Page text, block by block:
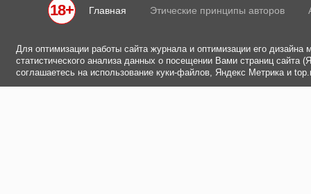
18+ Главная Этические принципы авторов
Для оптимизации работы сайта журнала и оптимизации его
статистического анализа данных о посещении Вами страниц
соглашаетесь на использование куки-файлов, Яндекс Метрика и